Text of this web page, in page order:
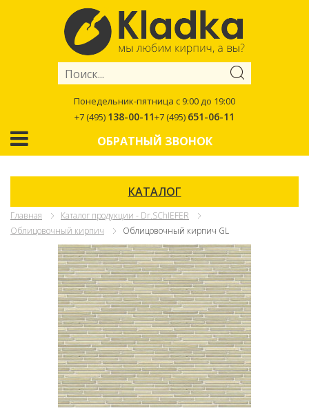
Понедельник-пятница с 9:00 до 19:00
+7 (495) 138-00-11+7 (495) 651-06-11
ОБРАТНЫЙ ЗВОНОК
КАТАЛОГ
Главная
Каталог продукции - Dr.SChIEFER
Облицовочный кирпич
Облицовочный кирпич GL